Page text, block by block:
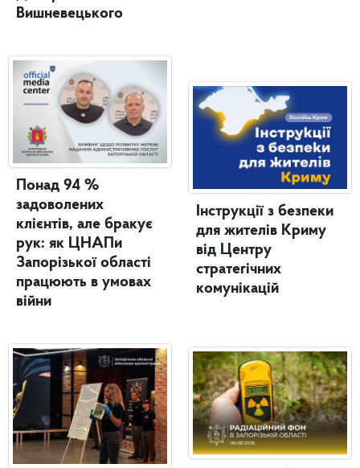
Вишневецького
Понад 94 %
задоволених
клієнтів, але бракує
рук: як ЦНАПи
Запорізької області
працюють в умовах
війни
Інструкції з безпеки
для жителів Криму
від Центру
стратегічних
комунікацій